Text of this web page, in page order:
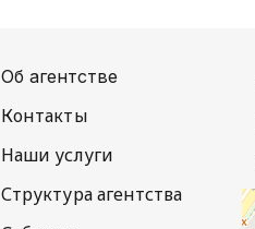
Об агентстве
Контакты
Наши услуги
Структура агентства